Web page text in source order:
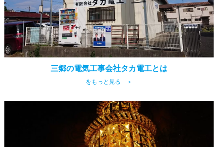
三郷の電気工事会社タカ電工とは
をもっと見る ＞